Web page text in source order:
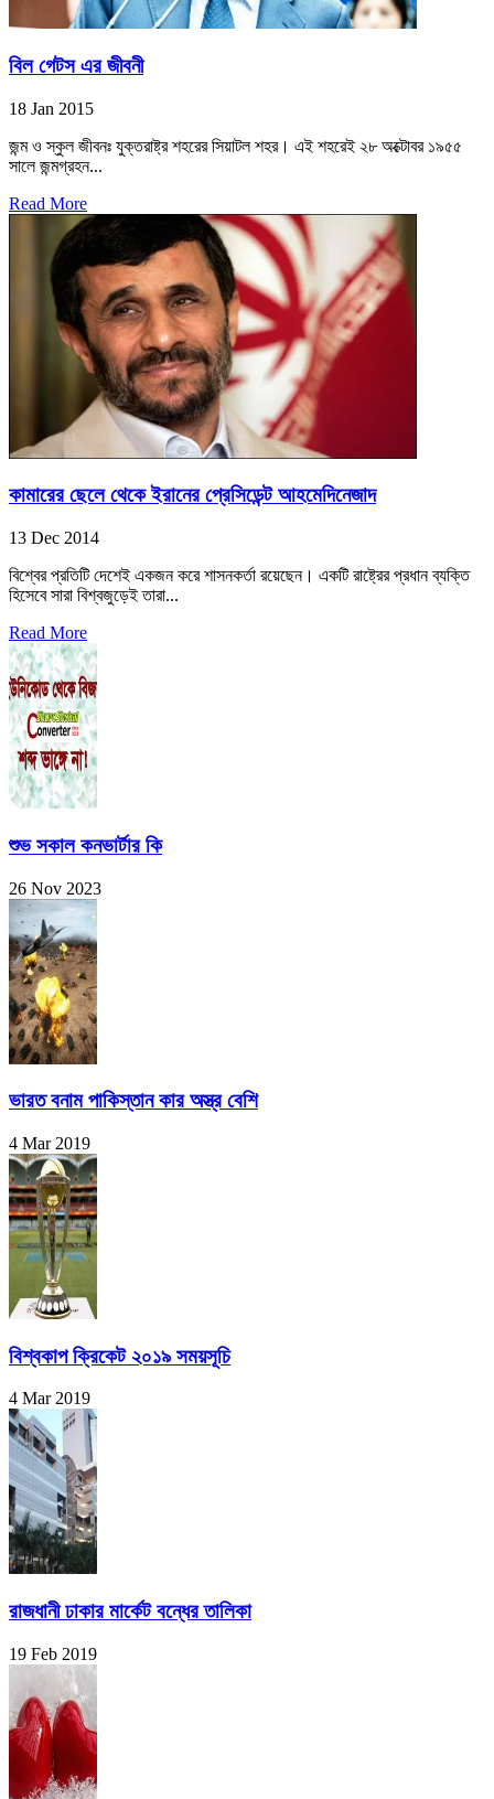
বিল গেটস এর জীবনী
18 Jan 2015
জন্ম ও স্কুল জীবনঃ যুক্তরাষ্ট্র শহরের সিয়াটল শহর। এই শহরেই ২৮ অক্টোবর ১৯৫৫
সালে জন্মগ্রহন...
Read More
কামারের ছেলে থেকে ইরানের প্রেসিডেন্ট আহমেদিনেজাদ
13 Dec 2014
বিশ্বের প্রতিটি দেশেই একজন করে শাসনকর্তা রয়েছেন। একটি রাষ্ট্রের প্রধান ব্যক্তি
হিসেবে সারা বিশ্বজুড়েই তারা...
Read More
শুভ সকাল কনভার্টার কি
26 Nov 2023
ভারত বনাম পাকিস্তান কার অস্ত্র বেশি
4 Mar 2019
বিশ্বকাপ ক্রিকেট ২০১৯ সময়সূচি
4 Mar 2019
রাজধানী ঢাকার মার্কেট বন্ধের তালিকা
19 Feb 2019